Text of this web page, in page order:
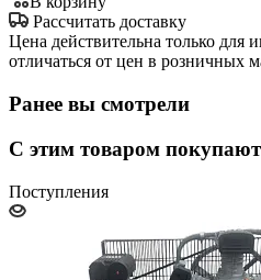
Рассчитать доставку
Цена действительна только для
отличаться от цен в розничных
Ранее вы смотрели
С этим товаром покупают
Поступления